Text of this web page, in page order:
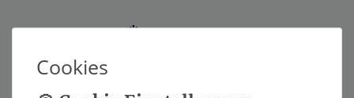
17,85 EUR *
Inhalt1Stück
Cookies